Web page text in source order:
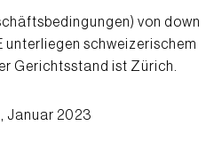
von down
unterliegen schweizerischem
Gerichtsstand ist Zürich.
Januar 2023